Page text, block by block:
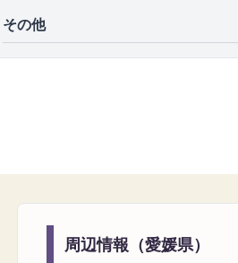
その他
周辺情報（愛媛県）